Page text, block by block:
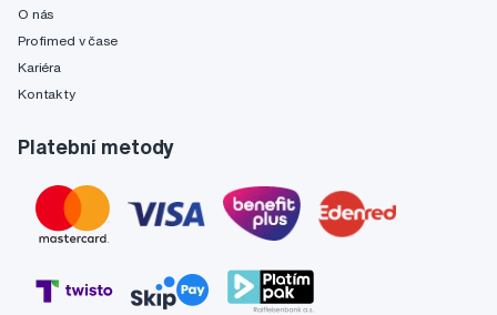
O nás
Profimed v čase
Kariéra
Kontakty
Platební metody